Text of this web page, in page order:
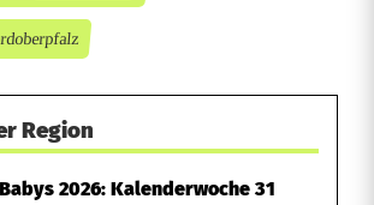
Region
Babys 2026: Kalenderwoche 31